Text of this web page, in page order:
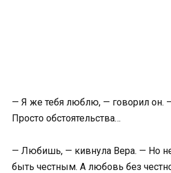
— Я же тебя люблю, — говорил он.
Просто обстоятельства…
— Любишь, — кивнула Вера. — Но
быть честным. А любовь без